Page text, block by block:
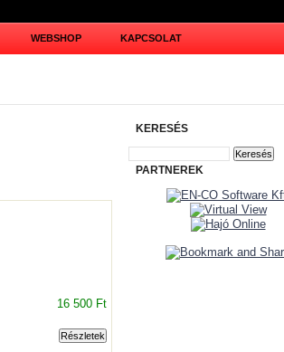
WEBSHOP KAPCSOLAT
16 500 Ft
KERESÉS
PARTNEREK